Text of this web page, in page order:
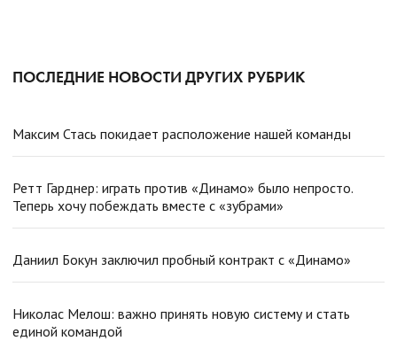
ПОСЛЕДНИЕ НОВОСТИ ДРУГИХ РУБРИК
Максим Стась покидает расположение нашей команды
Ретт Гарднер: играть против «Динамо» было непросто.
Теперь хочу побеждать вместе с «зубрами»
Даниил Бокун заключил пробный контракт с «Динамо»
Николас Мелош: важно принять новую систему и стать
единой командой